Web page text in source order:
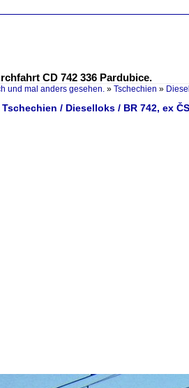
CD 742 336 Pardubice.
und mal anders gesehen. » Tschechien »
Tschechien / Dieselloks / BR 742, ex